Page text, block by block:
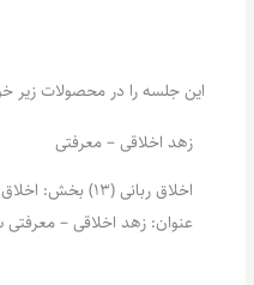
این جلسه را در محصولات زیر
زهد اخلاقی – معرفتی
اخلاق ربانی (13)
عنوان: زهد اخلاقی – معرفتی سال